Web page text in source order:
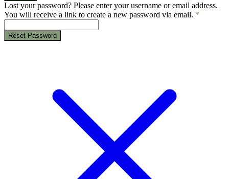
Lost your password? Please enter your username or email address.
You will receive a link to create a new password via email. *
Reset Password